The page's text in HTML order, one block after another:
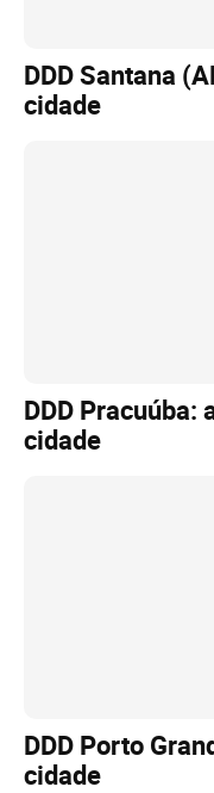
DDD Santana
cidade
DDD Pracuúba:
cidade
DDD Porto
cidade